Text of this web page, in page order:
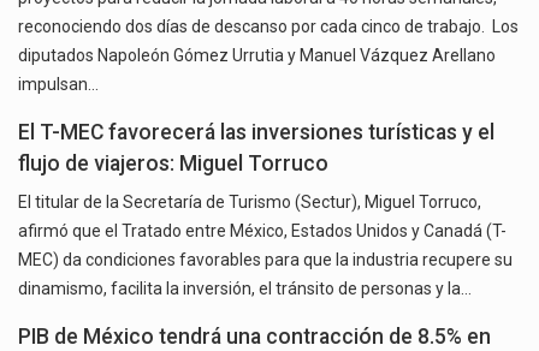
reconociendo dos días de descanso por cada cinco de trabajo. Los
diputados Napoleón Gómez Urrutia y Manuel Vázquez Arellano
impulsan…
El T-MEC favorecerá las inversiones turísticas y el
flujo de viajeros: Miguel Torruco
El titular de la Secretaría de Turismo (Sectur), Miguel Torruco,
afirmó que el Tratado entre México, Estados Unidos y Canadá (T-
MEC) da condiciones favorables para que la industria recupere su
dinamismo, facilita la inversión, el tránsito de personas y la…
PIB de México tendrá una contracción de 8.5% en